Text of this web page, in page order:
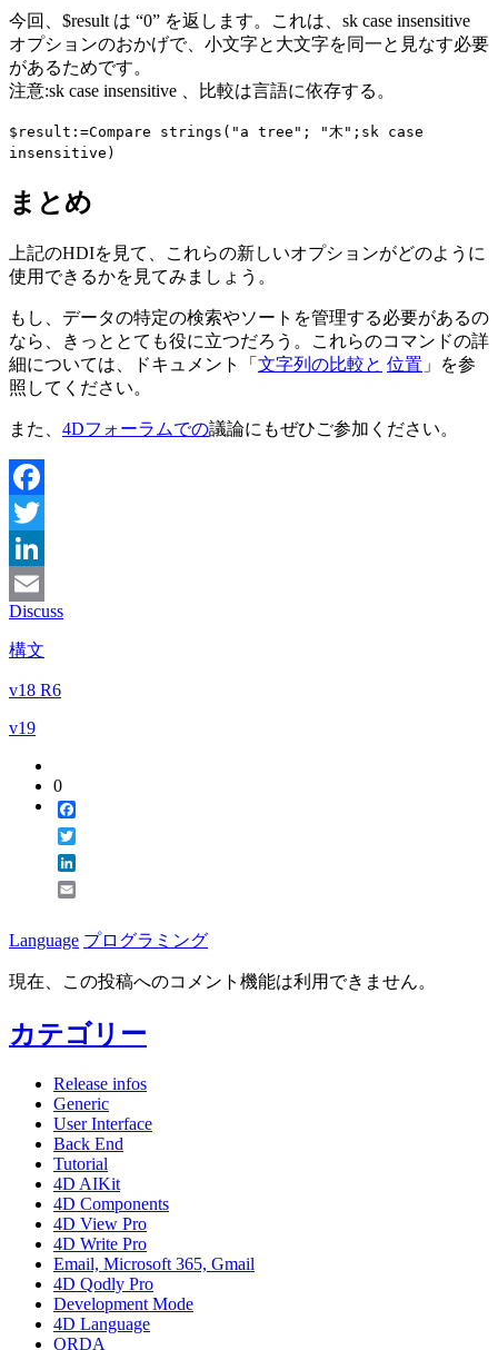
今回、$result は “0” を返します。これは、 sk case insensitive
オプションのおかげで、小文字と大文字を同一と見なす必要
があるためです。
注意:sk case insensitive 、比較は言語に依存する。
$result :=Compare strings ("a tree"; "木"; sk case
insensitive )
まとめ
上記のHDIを見て、これらの新しいオプションがどのように
使用できるかを見てみましょう。
もし、データの特定の検索やソートを管理する必要があるの
なら、きっととても役に立つだろう。これらのコマンドの詳
細については、ドキュメント「 文字列の比較と 位置 」を参
照してください。
また、 4Dフォーラムでの議論にもぜひご参加ください。
Facebook
Twitter
LinkedIn
Email
Discuss
構文
v18 R6
v19
0
Language プログラミング
現在、この投稿へのコメント機能は利用できません。
カテゴリー
Release infos
Generic
User Interface
Back End
Tutorial
4D AIKit
4D Components
4D View Pro
4D Write Pro
Email, Microsoft 365, Gmail
4D Qodly Pro
Development Mode
4D Language
ORDA